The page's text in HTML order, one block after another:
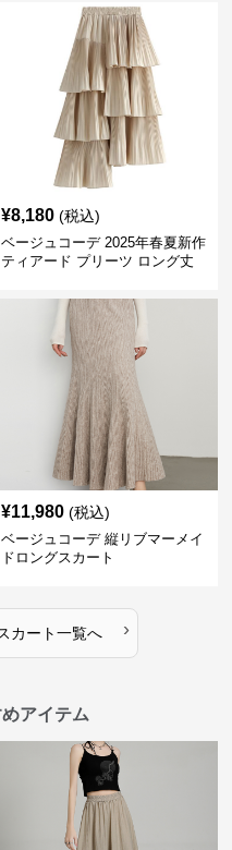
¥8,180 (税込)
ベージュコーデ 2025年春夏新作
ティアード プリーツ ロング丈
¥11,980 (税込)
ベージュコーデ 縦リブマーメイ
ドロングスカート
カート一覧へ ›
アイテム